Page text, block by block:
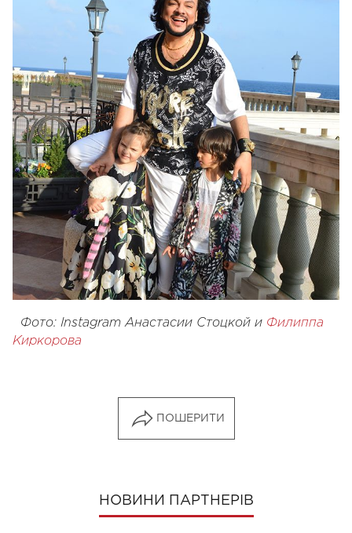
Фото: Instagram Анастасии Стоцкой и Филиппа
Киркорова
ПОШЕРИТИ
НОВИНИ ПАРТНЕРІВ